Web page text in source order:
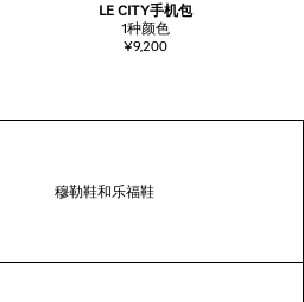
LE CITY手机包
1种颜色
¥9,200
穆勒鞋和乐福鞋